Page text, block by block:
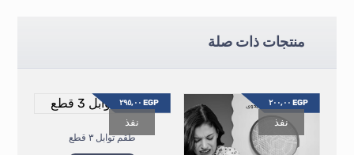
منتجات ذات صلة
EGP
نفذ
طقم توابل ٣ قطع
EGP
نفذ